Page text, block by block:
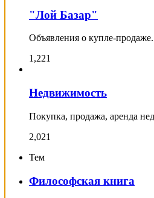
"Лой Базар"
Объявления о купле-продаже.
1,221
Недвижимость
Покупка, продажа, аренда
2,021
Тем
Философская книга